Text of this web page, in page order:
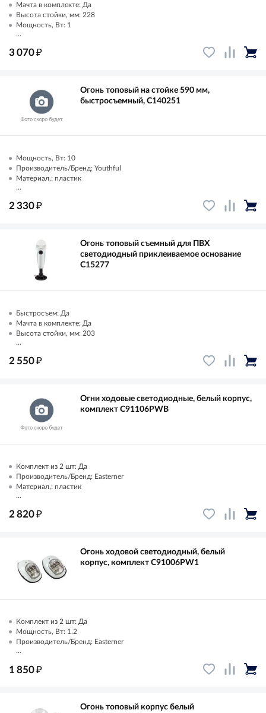
Мачта в комплекте: Да
Высота стойки, мм: 228
Мощность, Вт: 1
...
3 070₽
Огонь топовый на стойке 590 мм,
быстросъемный, C140251
Мощность, Вт: 10
Производитель/Бренд: Youthful
Материал,: пластик
...
2 330₽
Огонь топовый съемный для ПВХ
светодиодный приклеиваемое основание
C15277
Быстросъем: Да
Мачта в комплекте: Да
Высота стойки, мм: 203
...
2 550₽
Огни ходовые светодиодные, белый корпус,
комплект C91106PWB
Комплект из 2 шт: Да
Производитель/Бренд: Easterner
Материал,: пластик
...
2 820₽
Огонь ходовой светодиодный, белый
корпус, комплект C91006PW1
Комплект из 2 шт: Да
Мощность, Вт: 1.2
Производитель/Бренд: Easterner
...
1 850₽
Огонь топовый корпус белый